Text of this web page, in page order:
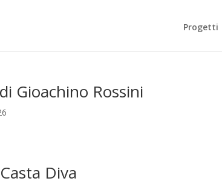
Progetti
Gioachino Rossini
Diva